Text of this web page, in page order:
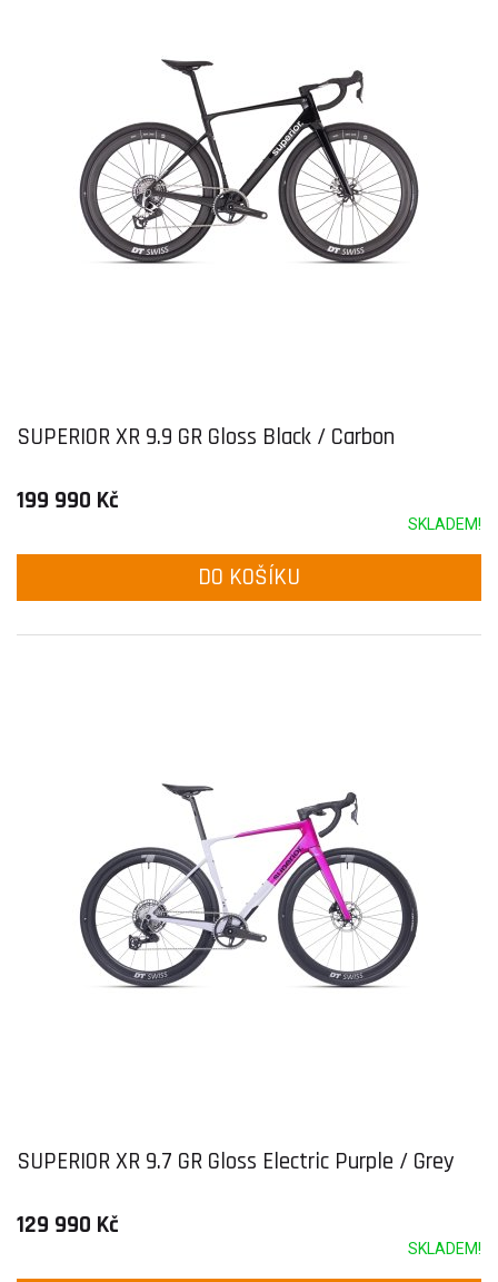
SUPERIOR XR 9.9 GR Gloss Black / Carbon
199 990 Kč
SKLADEM!
DO KOŠÍKU
SUPERIOR XR 9.7 GR Gloss Electric Purple / Grey
129 990 Kč
SKLADEM!